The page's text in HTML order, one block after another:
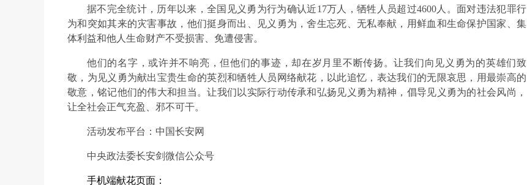
据不完全统计，历年以来，全国见义勇为行为确认近17万人，牺牲人员超过4600人。面对违法犯罪行
为和突如其来的灾害事故，他们挺身而出、见义勇为，舍生忘死、无私奉献，用鲜血和生命保护国家、集
体利益和他人生命财产不受损害、免遭侵害。
他们的名字，或许并不响亮，但他们的事迹，却在岁月里不断传扬。让我们向见义勇为的英雄们致
敬，为见义勇为献出宝贵生命的英烈和牺牲人员网络献花，以此追忆，表达我们的无限哀思，用最崇高的
敬意，铭记他们的伟大和担当。让我们以实际行动传承和弘扬见义勇为精神，倡导见义勇为的社会风尚，
让全社会正气充盈、邪不可干。
活动发布平台：中国长安网
中央政法委长安剑微信公众号
手机端献花页面：